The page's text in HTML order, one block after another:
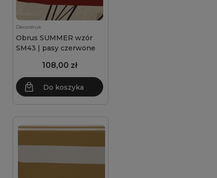
Decordruk
Obrus SUMMER wzór
SM43 | pasy czerwone
108,00 zł
Do koszyka